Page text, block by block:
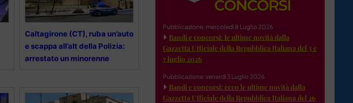
Caltagirone (CT), ruba un’auto
e scappa all’alt della Polizia:
arrestato un minorenne
Pubblicazione: mercoledì 8 Luglio 2026
Bandi e concorsi: le ultime novità dalla
Gazzetta Ufficiale della Repubblica Italiana del 3 e
7 luglio 2026
Pubblicazione: venerdì 3 Luglio 2026
Bandi e concorsi: ecco le ultime novità dalla
Gazzetta Ufficiale della Repubblica Italiana del 26